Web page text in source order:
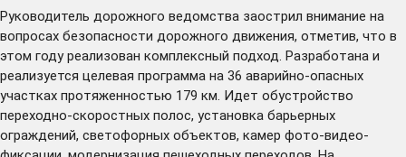
Руководитель дорожного ведомства заострил внимание на
вопросах безопасности дорожного движения, отметив, что в
этом году реализован комплексный подход. Разработана и
реализуется целевая программа на 36 аварийно-опасных
участках протяженностью 179 км. Идет обустройство
переходно-скоростных полос, установка барьерных
ограждений, светофорных объектов, камер фото-видео-